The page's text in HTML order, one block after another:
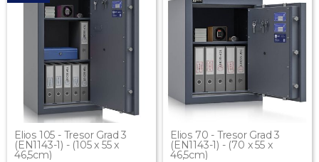
Elios 105 - Tresor Grad 3
(EN1143-1) - (105 x 55 x
46,5cm)
Elios 70 - Tresor Grad 3
(EN1143-1) - (70 x 55 x
46,5cm)